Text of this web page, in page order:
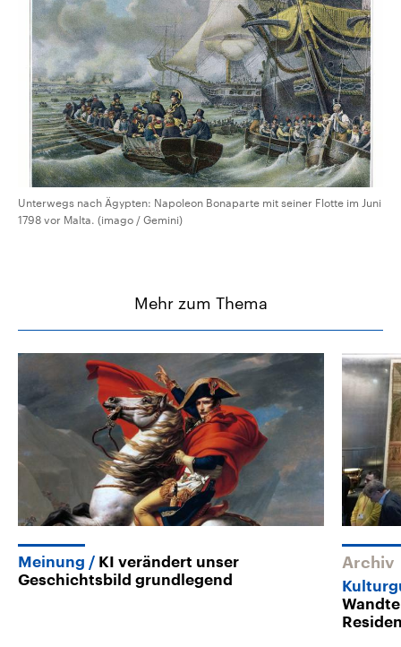
Unterwegs nach Ägypten: Napoleon Bonaparte mit seiner Flotte im Juni
1798 vor Malta. (imago / Gemini)
Mehr zum Thema
Meinung
KI verändert unser
Geschichtsbild grundlegend
Archiv